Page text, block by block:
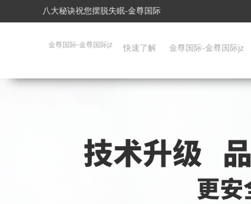
八大秘诀祝您摆脱失眠-金尊国际
金尊国际-金尊国际jz 快速了解 金尊国际-金尊国际jz